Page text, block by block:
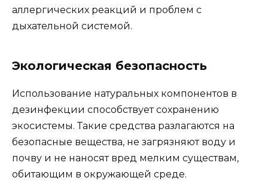
аллергических реакций и проблем с
дыхательной системой.
Экологическая безопасность
Использование натуральных компонентов в
дезинфекции способствует сохранению
экосистемы. Такие средства разлагаются на
безопасные вещества, не загрязняют воду и
почву и не наносят вред мелким существам,
обитающим в окружающей среде.